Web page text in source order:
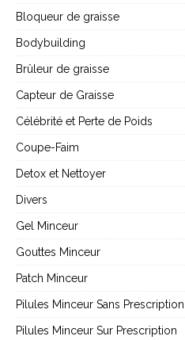
Bloqueur de graisse
Bodybuilding
Brûleur de graisse
Capteur de Graisse
Célébrité et Perte de Poids
Coupe-Faim
Detox et Nettoyer
Divers
Gel Minceur
Gouttes Minceur
Patch Minceur
Pilules Minceur Sans Prescription
Pilules Minceur Sur Prescription